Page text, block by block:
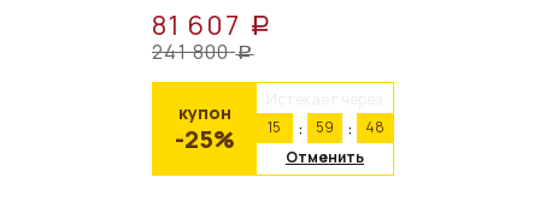
81 607 a
241 800 a
купон
-25%
15
59
48
Отменить